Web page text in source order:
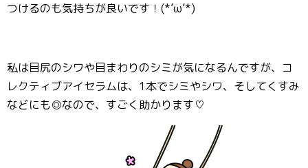
つけるのも気持ちが良いです！(*’ω’*)
私は目尻のシワや目まわりのシミが気になるんですが、コ
レクティブアイセラムは、1本でシミやシワ、そしてくすみ
などにも◎なので、すごく助かります♡